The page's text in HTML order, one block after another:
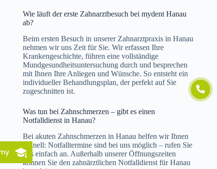
Wie läuft der erste Zahnarztbesuch bei mydent Hanau
ab?
Beim ersten Besuch in unserer Zahnarztpraxis in Hanau
nehmen wir uns Zeit für Sie. Wir erfassen Ihre
Krankengeschichte, führen eine vollständige
Mundgesundheitsuntersuchung durch und besprechen
mit Ihnen Ihre Anliegen und Wünsche. So entsteht ein
individueller Behandlungsplan, der perfekt auf Sie
zugeschnitten ist.
Was tun bei Zahnschmerzen – gibt es einen
Notfalldienst in Hanau?
Bei akuten Zahnschmerzen in Hanau helfen wir Ihnen
schnell: Notfalltermine sind bei uns möglich – rufen Sie
uns einfach an. Außerhalb unserer Öffnungszeiten
können Sie den zahnärztlichen Notfalldienst für Hanau